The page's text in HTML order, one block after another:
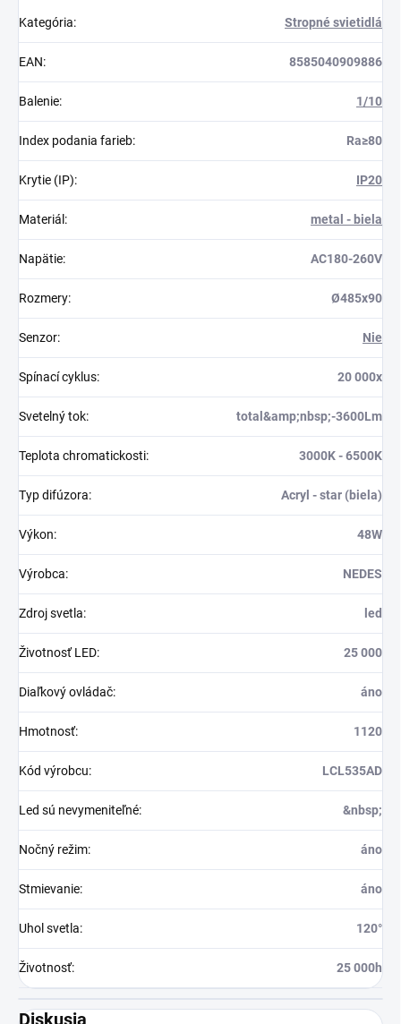
Kategória: Stropné svietidlá
EAN: 8585040909886
Balenie: 1/10
Index podania farieb: Ra≥80
Krytie (IP): IP20
Materiál : metal - biela
Napätie: AC180-260V
Rozmery: Ø485x90
Senzor: Nie
Spínací cyklus: 20 000x
Svetelný tok: total&amp;nbsp;-3600Lm
Teplota chromatickosti: 3000K - 6500K
Typ difúzora: Acryl - star (biela)
Výkon: 48W
Výrobca: NEDES
Zdroj svetla: led
Životnosť LED: 25 000
Diaľkový ovládač: áno
Hmotnosť: 1120
Kód výrobcu: LCL535AD
Led sú nevymeniteľné: &nbsp;
Nočný režim: áno
Stmievanie: áno
Uhol svetla: 120°
Životnosť: 25 000h